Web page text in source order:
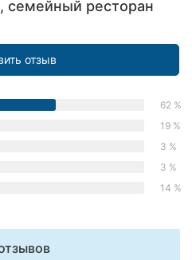
семейный ресторан
отзыв
62 %
19 %
3 %
3 %
14 %